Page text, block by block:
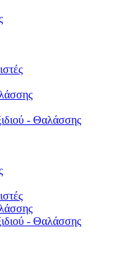
- Θαλάσσης
- Θαλάσσης